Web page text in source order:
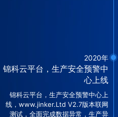
2020年
锦科云平台，生产安全预警中
心上线
锦科云平台，生产安全预警中心上
线，www.jinker.Ltd V2.7版本联网
测试，全面完成数据异常，生产异